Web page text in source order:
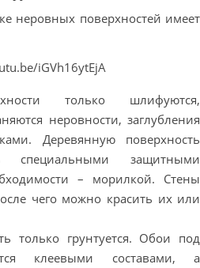
неровных поверхностей имеет
iGVh16ytEjA
только шлифуются,
неровности, заглубления
Деревянную поверхность
специальными защитными
– морилкой. Стены
чего можно красить их или
только грунтуется. Обои под
клеевыми составами, а